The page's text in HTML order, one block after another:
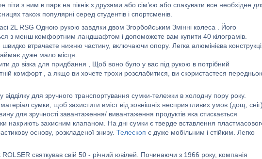
піти з ним в парк на пікнік з друзями або сім’єю або спакувати все необхідне
також популярні серед студентів і спортсменів.
2L RSG Одною рукою завдяки двом Згорбойським Змінні колеса . Його
з менш комфортним ландшафтом і допоможете вам купити 40 кілограмів.
втрачаєте нижню частину, включаючи опору. Легка алюмінієва
дуже мало місця.
до візка для придбання , Щоб воно було у вас під рукою в потрібний
комфорт , а якщо ви хочете трохи розслабитися, ви скористаєтеся
відділку для зручного транспортування сумки-тележки в холодну пору року.
сумки, щоб захистити вміст від зовнішніх несприятливих умов (дощ, сніг).
для зручності завантаження/ вивантаження продуктів яка стискається
накриють захисним клапаном. На дні сумки є тверде вставлення
основу, розкладеної знизу. Телескоп є дуже мобільним і стійким. Легко
святкував свій 50 - річний ювілей. Починаючи з 1966 року, компанія